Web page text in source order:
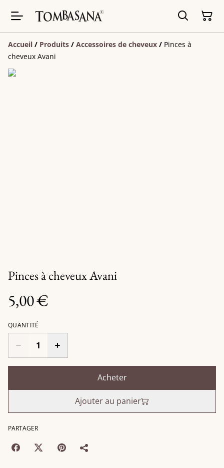
Accueil / Produits / Accessoires de cheveux / Pinces à
cheveux Avani
Pinces à cheveux Avani
5,00 €
QUANTITÉ
Acheter
Ajouter au panier
PARTAGER